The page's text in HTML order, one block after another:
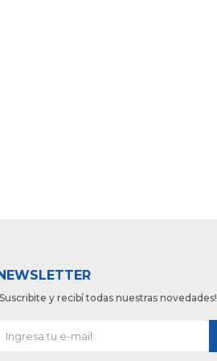
y recibí todas nuestras novedades!